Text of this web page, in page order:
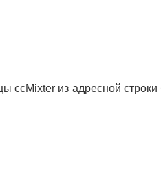
ccMixter из адресной